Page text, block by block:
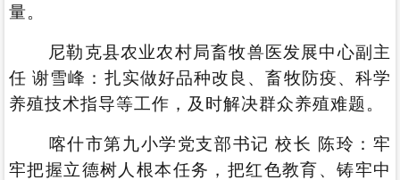
量。
尼勒克县农业农村局畜牧兽医发展中心副主
任 谢雪峰：扎实做好品种改良、畜牧防疫、科学
养殖技术指导等工作，及时解决群众养殖难题。
喀什市第九小学党支部书记 校长 陈玲：牢
牢把握立德树人根本任务，把红色教育、铸牢中